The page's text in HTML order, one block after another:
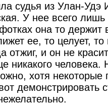
судья из Улан-Удэ
У нее всего
она то держит
ее, то целует, то
отжиг, и он не
никакого человека.
хотя некоторые
демонстрировать